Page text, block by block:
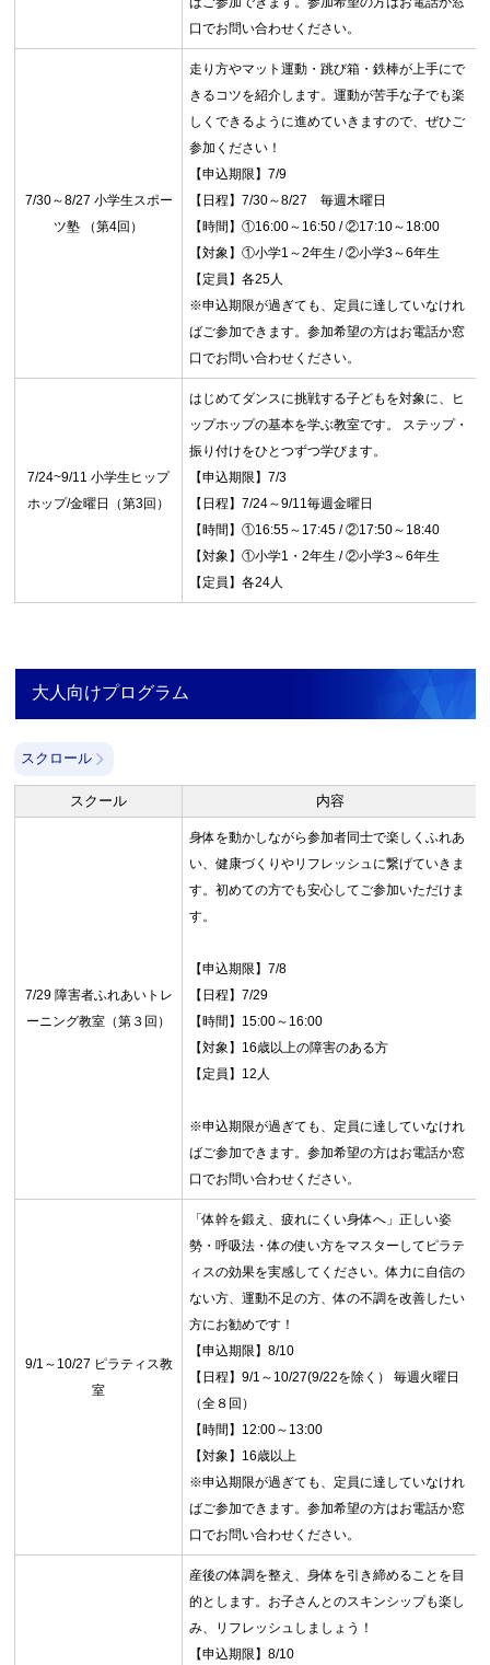
口でお問い合わせください。
7/30～8/27 小学生スポー
ツ塾 （第4回）
走り方やマット運動・跳び箱・鉄棒が上手にで
きるコツを紹介します。運動が苦手な子でも楽
しくできるように進めていきますので、ぜひご
参加ください！
【申込期限】7/9
【日程】7/30～8/27 毎週木曜日
【時間】①16:00～16:50 / ②17:10～18:00
【対象】①小学1～2年生 / ②小学3～6年生
【定員】各25人
※申込期限が過ぎても、定員に達していなけれ
ばご参加できます。参加希望の方はお電話か窓
口でお問い合わせください。
7/24~9/11 小学生ヒップ
ホップ/金曜日（第3回）
はじめてダンスに挑戦する子どもを対象に、ヒ
ップホップの基本を学ぶ教室です。 ステップ・
振り付けをひとつずつ学びます。
【申込期限】7/3
【日程】7/24～9/11毎週金曜日
【時間】①16:55～17:45 / ②17:50～18:40
【対象】①小学1・2年生 / ②小学3～6年生
【定員】各24人
大人向けプログラム
スクロール
スクール 内容
7/29 障害者ふれあいトレ
ーニング教室（第３回）
身体を動かしながら参加者同士で楽しくふれあ
い、健康づくりやリフレッシュに繋げていきま
す。初めての方でも安心してご参加いただけま
す。
【申込期限】7/8
【日程】7/29
【時間】15:00～16:00
【対象】16歳以上の障害のある方
【定員】12人
※申込期限が過ぎても、定員に達していなけれ
ばご参加できます。参加希望の方はお電話か窓
口でお問い合わせください。
9/1～10/27 ピラティス教
室
「体幹を鍛え、疲れにくい身体へ」正しい姿
勢・呼吸法・体の使い方をマスターしてピラテ
ィスの効果を実感してください。体力に自信の
ない方、運動不足の方、体の不調を改善したい
方にお勧めです！
【申込期限】8/10
【日程】9/1～10/27(9/22を除く） 毎週火曜日
（全８回）
【時間】12:00～13:00
【対象】16歳以上
※申込期限が過ぎても、定員に達していなけれ
ばご参加できます。参加希望の方はお電話か窓
口でお問い合わせください。
産後の体調を整え、身体を引き締めることを目
的とします。お子さんとのスキンシップも楽し
み、リフレッシュしましょう！
【申込期限】8/10